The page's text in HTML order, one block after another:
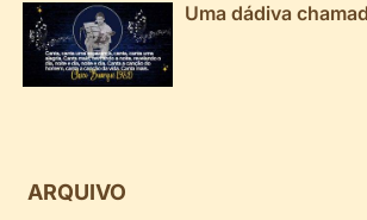
Uma dádiva
ARQUIVO